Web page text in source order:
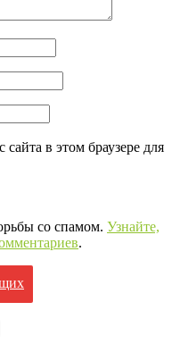
в этом браузере для
со спамом. Узнайте,
.